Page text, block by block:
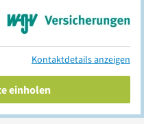
Kontaktdetails anzeigen
einholen